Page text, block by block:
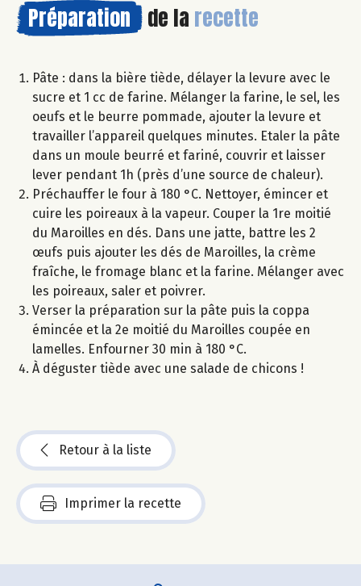
Préparation de la recette
Pâte : dans la bière tiède, délayer la levure avec le
sucre et 1 cc de farine. Mélanger la farine, le sel, les
oeufs et le beurre pommade, ajouter la levure et
travailler l’appareil quelques minutes. Etaler la pâte
dans un moule beurré et fariné, couvrir et laisser
lever pendant 1h (près d’une source de chaleur).
Préchauffer le four à 180 °C. Nettoyer, émincer et
cuire les poireaux à la vapeur. Couper la 1re moitié
du Maroilles en dés. Dans une jatte, battre les 2
œufs puis ajouter les dés de Maroilles, la crème
fraîche, le fromage blanc et la farine. Mélanger avec
les poireaux, saler et poivrer.
Verser la préparation sur la pâte puis la coppa
émincée et la 2e moitié du Maroilles coupée en
lamelles. Enfourner 30 min à 180 °C.
À déguster tiède avec une salade de chicons !
Retour à la liste
Imprimer la recette